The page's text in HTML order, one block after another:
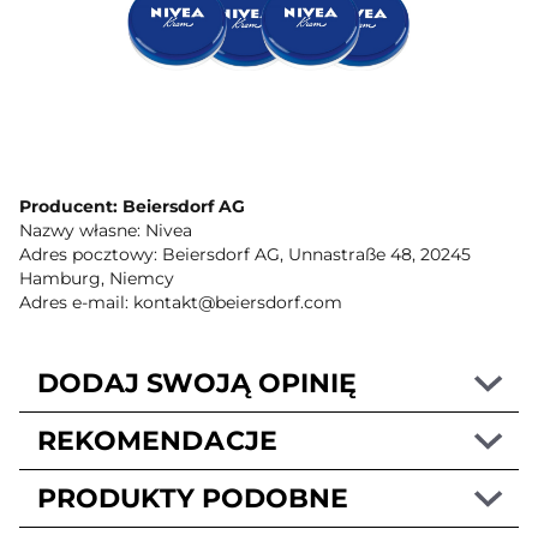
Producent: Beiersdorf AG
Nazwy własne: Nivea
Adres pocztowy: Beiersdorf AG, Unnastraße 48, 20245
Hamburg, Niemcy
Adres e-mail: kontakt@beiersdorf.com
DODAJ SWOJĄ OPINIĘ
REKOMENDACJE
PRODUKTY PODOBNE